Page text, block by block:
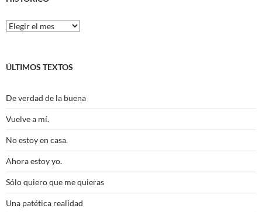
Histórico
ÚLTIMOS TEXTOS
De verdad de la buena
Vuelve a mí.
No estoy en casa.
Ahora estoy yo.
Sólo quiero que me quieras
Una patética realidad